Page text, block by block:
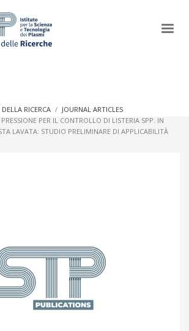
RICERCA
JOURNAL ARTICLES
PER IL CONTROLLO DI LISTERIA SPP. IN
LAVATA: STUDIO PRELIMINARE DI APPLICABILITÀ